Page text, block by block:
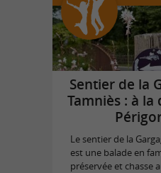
Sentier de la
Tamniès : à
Le sentier de la
est une balade en
préservée et chasse